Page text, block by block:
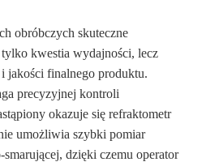
obróbczych skuteczne
tylko kwestia wydajności, lecz
jakości finalnego produktu.
precyzyjnej kontroli
okazuje się refraktometr
umożliwia szybki pomiar
smarującej, dzięki czemu operator